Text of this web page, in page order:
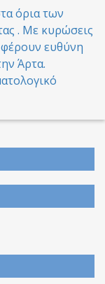
όρια των
. Με κυρώσεις
φέρουν ευθύνη
Άρτα.